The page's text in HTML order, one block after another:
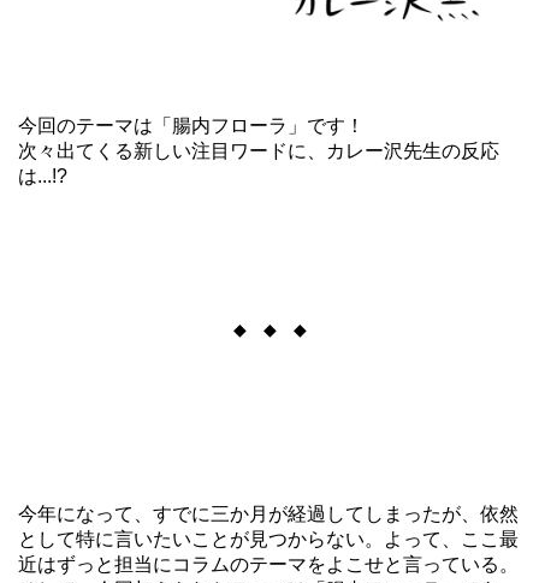
今回のテーマは「腸内フローラ」です！
次々出てくる新しい注目ワードに、カレー沢先生の反応
は...!?
◆ ◆ ◆
今年になって、すでに三か月が経過してしまったが、依然
として特に言いたいことが見つからない。よって、ここ最
近はずっと担当にコラムのテーマをよこせと言っている。